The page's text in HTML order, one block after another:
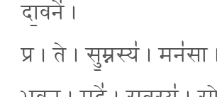
दा॒वने॑ ।
प्र । ते । सु॒म्नस्य॑ । मन॑सा